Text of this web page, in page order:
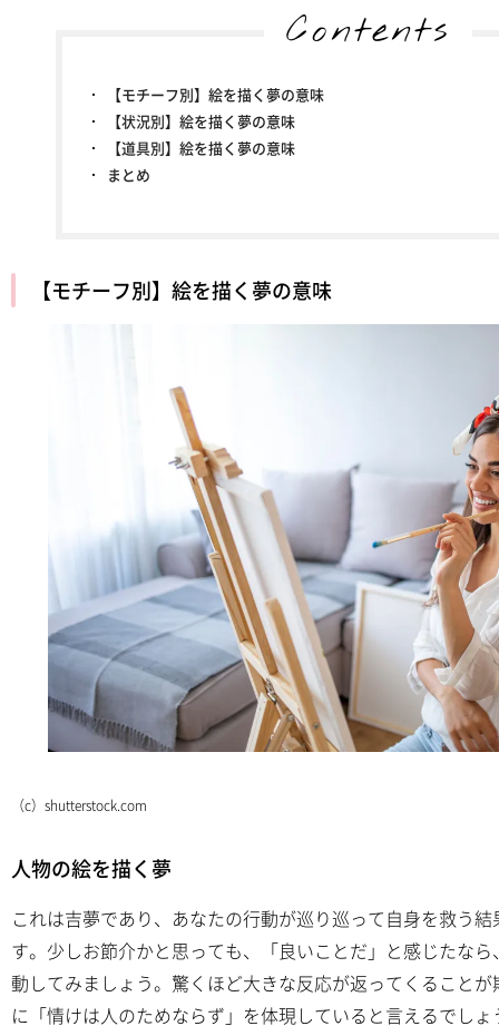
Contents
【モチーフ別】絵を描く夢の意味
【状況別】絵を描く夢の意味
【道具別】絵を描く夢の意味
まとめ
【モチーフ別】絵を描く夢の意味
（c）shutterstock.com
人物の絵を描く夢
これは吉夢であり、あなたの行動が巡り巡って自身を救う
す。少しお節介かと思っても、「良いことだ」と感じたな
動してみましょう。驚くほど大きな反応が返ってくること
に「情けは人のためならず」を体現していると言えるでしょ